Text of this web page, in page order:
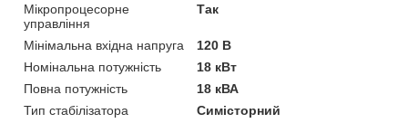
Мікропроцесорне
управління
Так
Мінімальна вхідна напруга
120 В
Номінальна потужність
18 кВт
Повна потужність
18 кВА
Тип стабілізатора
Симісторний